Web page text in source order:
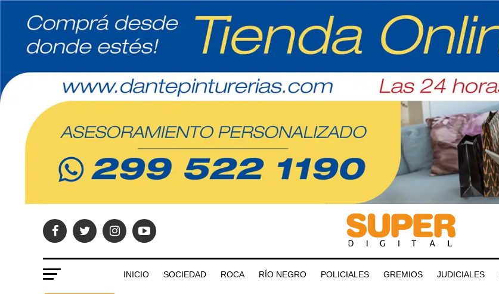
INICIO SOCIEDAD ROCA RÍO NEGRO POLICIALES GREMIOS JUDICIALES